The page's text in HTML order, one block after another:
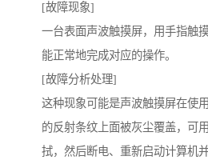
[故障现象]
一台表面声波触摸屏，用手指触
能正常地完成对应的操作。
[故障分析处理]
这种现象可能是声波触摸屏在使
的反射条纹上面被灰尘覆盖，可
拭，然后断电、重新启动计算机